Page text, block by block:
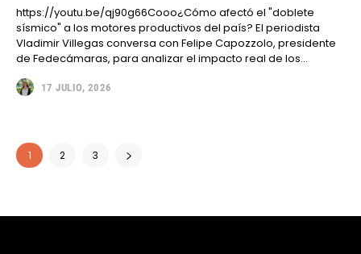
https://youtu.be/qj90g66Cooo¿Cómo afectó el "doblete
sísmico" a los motores productivos del país? El periodista
Vladimir Villegas conversa con Felipe Capozzolo, presidente
de Fedecámaras, para analizar el impacto real de los...
17 JULIO, 2026
1 2 3